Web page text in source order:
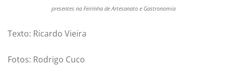
presentes na Feirinha de Artesanato e Gastronomia
Texto: Ricardo Vieira
Fotos: Rodrigo Cuco